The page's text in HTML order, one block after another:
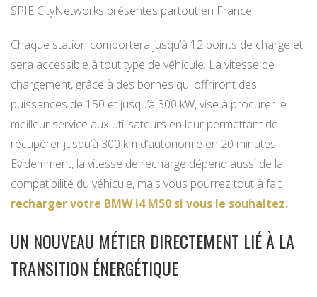
SPIE CityNetworks présentes partout en France.
Chaque station comportera jusqu’à 12 points de charge et
sera accessible à tout type de véhicule. La vitesse de
chargement, grâce à des bornes qui offriront des
puissances de 150 et jusqu’à 300 kW, vise à procurer le
meilleur service aux utilisateurs en leur permettant de
récupérer jusqu’à 300 km d’autonomie en 20 minutes.
Evidemment, la vitesse de recharge dépend aussi de la
compatibilité du véhicule, mais vous pourrez tout à fait
recharger votre BMW i4 M50 si vous le souhaitez.
UN NOUVEAU MÉTIER DIRECTEMENT LIÉ À LA
TRANSITION ÉNERGÉTIQUE